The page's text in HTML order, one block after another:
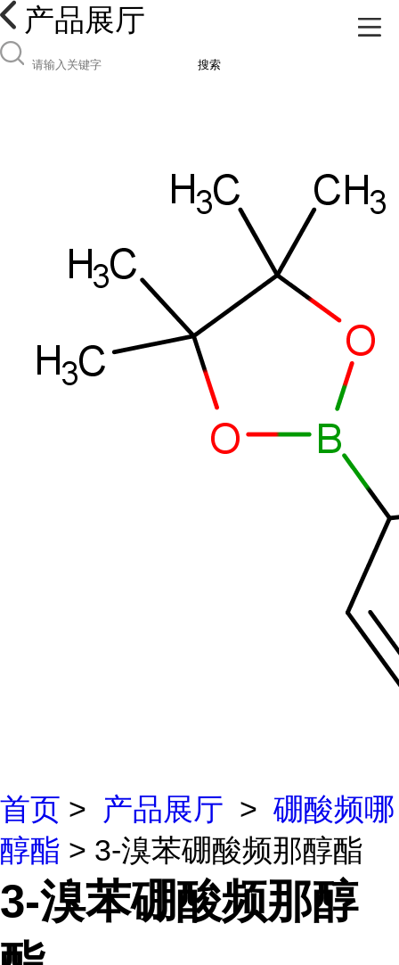
产品展厅
搜索
首页 > 产品展厅 > 硼酸频哪
醇酯 > 3-溴苯硼酸频那醇酯
3-溴苯硼酸频那醇